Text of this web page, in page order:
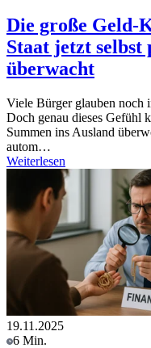
Die große Geld-
Staat jetzt selbst
überwacht
Viele Bürger glauben noch
Doch genau dieses Gefühl
Summen ins Ausland
autom…
Weiterlesen
19.11.2025
6 Min.